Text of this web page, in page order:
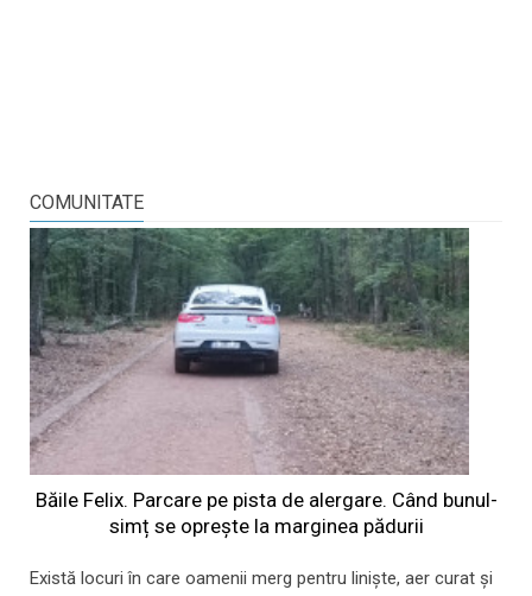
COMUNITATE
Băile Felix. Parcare pe pista de alergare. Când bunul-
simț se oprește la marginea pădurii
Există locuri în care oamenii merg pentru liniște, aer curat și